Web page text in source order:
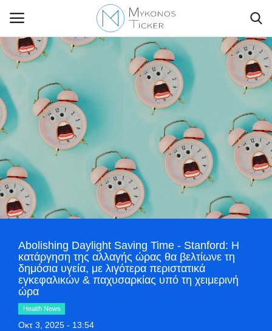
Contact Us
Politique
Business
Travel
World
Style Adorés
Greece
Entertainment
Abolishing Daylight Saving Time - Stanford: Η
κατάργηση της αλλαγής ώρας θα βελτίωνε τη
δημόσια υγεία, με λιγότερα περιστατικά
εγκεφαλικών & παχυσαρκίας υπό τη χειμερινή
ώρα
Health News
Οκτ 3, 2025 - 13:54